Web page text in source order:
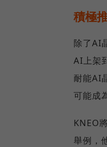
積極
除了AI
AI上架
耐能AI
可能成
KNEO
舉例，